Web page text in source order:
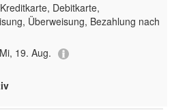
Debitkarte,
Überweisung, Bezahlung nach
19. Aug.